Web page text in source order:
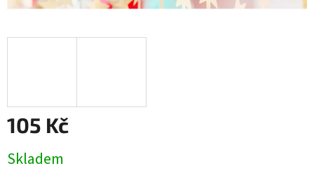
105 Kč
cena:
Skladem